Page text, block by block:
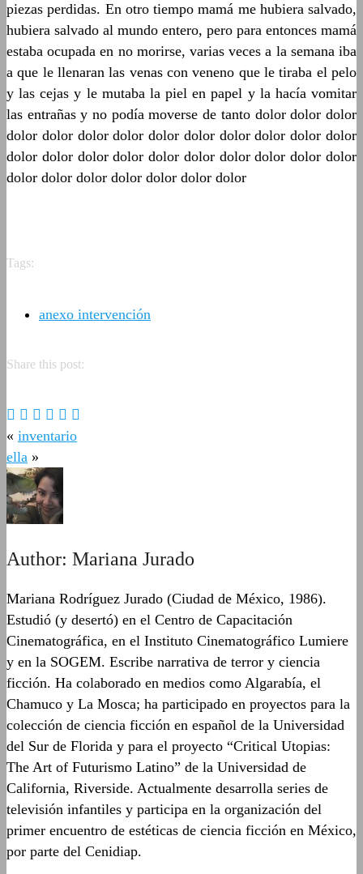
piezas perdidas. En otro tiempo mamá me hubiera salvado,
hubiera salvado al mundo entero, pero para entonces mamá
estaba ocupada en no morirse, varias veces a la semana iba
a que le llenaran las venas con veneno que le tiraba el pelo
y las cejas y le mutaba la piel en papel y la hacía vomitar
las entrañas y no podía moverse de tanto dolor dolor dolor
dolor dolor dolor dolor dolor dolor dolor dolor dolor dolor
dolor dolor dolor dolor dolor dolor dolor dolor dolor dolor
dolor dolor dolor dolor dolor dolor dolor
Tags:
anexo intervención
Share this post:
« inventario
ella »
Author: Mariana Jurado
Mariana Rodríguez Jurado (Ciudad de México, 1986).
Estudió (y desertó) en el Centro de Capacitación
Cinematográfica, en el Instituto Cinematográfico Lumiere
y en la SOGEM. Escribe narrativa de terror y ciencia
ficción. Ha colaborado en medios como Algarabía, el
Chamuco y La Mosca; ha participado en proyectos para la
colección de ciencia ficción en español de la Universidad
del Sur de Florida y para el proyecto “Critical Utopias:
The Art of Futurismo Latino” de la Universidad de
California, Riverside. Actualmente desarrolla series de
televisión infantiles y participa en la organización del
primer encuentro de estéticas de ciencia ficción en México,
por parte del Cenidiap.